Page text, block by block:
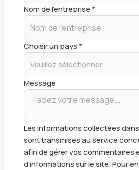
Nom de l'entreprise *
Choisir un pays *
Veuillez sélectionner
Message
Les informations collectées
sont transmises au service
afin de gérer vos commentaires
d’informations sur le site. Pour